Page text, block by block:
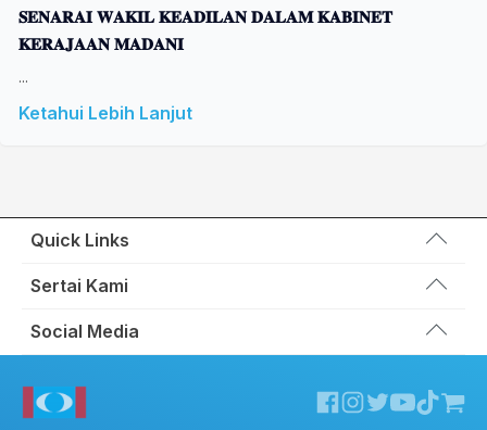
𝐒𝐄𝐍𝐀𝐑𝐀𝐈 𝐖𝐀𝐊𝐈𝐋 𝐊𝐄𝐀𝐃𝐈𝐋𝐀𝐍 𝐃𝐀𝐋𝐀𝐌 𝐊𝐀𝐁𝐈𝐍𝐄𝐓
𝐊𝐄𝐑𝐀𝐉𝐀𝐀𝐍 𝐌𝐀𝐃𝐀𝐍𝐈
...
Ketahui Lebih Lanjut
Quick Links
Wakil Rakyat
Hubungi Kami
Sumbangan
Sertai Kami
Portal Anggota KEADILAN
Social Media
Twitter KEADILAN
Channel Telegram KEADILAN